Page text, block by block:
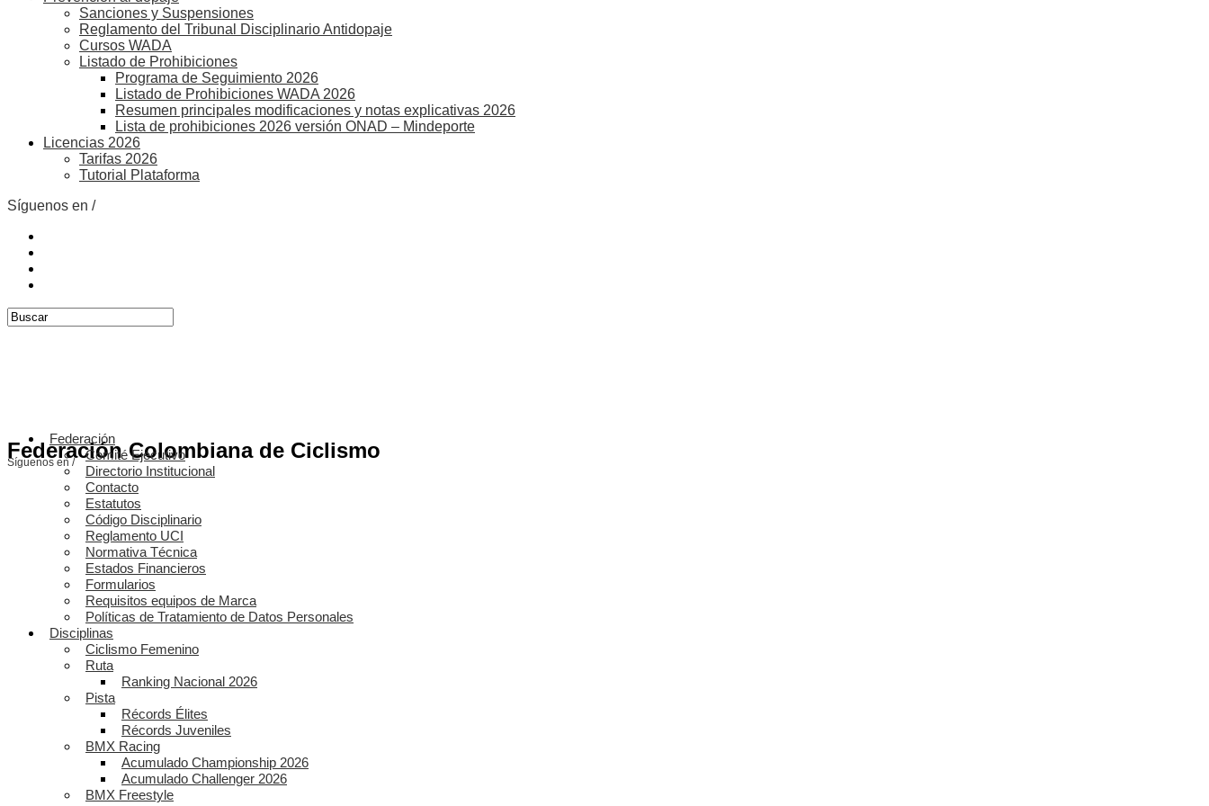
Sanciones y Suspensiones
Reglamento del Tribunal Disciplinario Antidopaje
Cursos WADA
Listado de Prohibiciones
Programa de Seguimiento 2026
Listado de Prohibiciones WADA 2026
Resumen principales modificaciones y notas explicativas 2026
Lista de prohibiciones 2026 versión ONAD – Mindeporte
Licencias 2026
Tarifas 2026
Tutorial Plataforma
Síguenos en /
Federación Colombiana de Ciclismo
Síguenos en /
Federación
Comité Ejecutivo
Directorio Institucional
Contacto
Estatutos
Código Disciplinario
Reglamento UCI
Normativa Técnica
Estados Financieros
Formularios
Requisitos equipos de Marca
Políticas de Tratamiento de Datos Personales
Disciplinas
Ciclismo Femenino
Ruta
Ranking Nacional 2026
Pista
Récords Élites
Récords Juveniles
BMX Racing
Acumulado Championship 2026
Acumulado Challenger 2026
BMX Freestyle